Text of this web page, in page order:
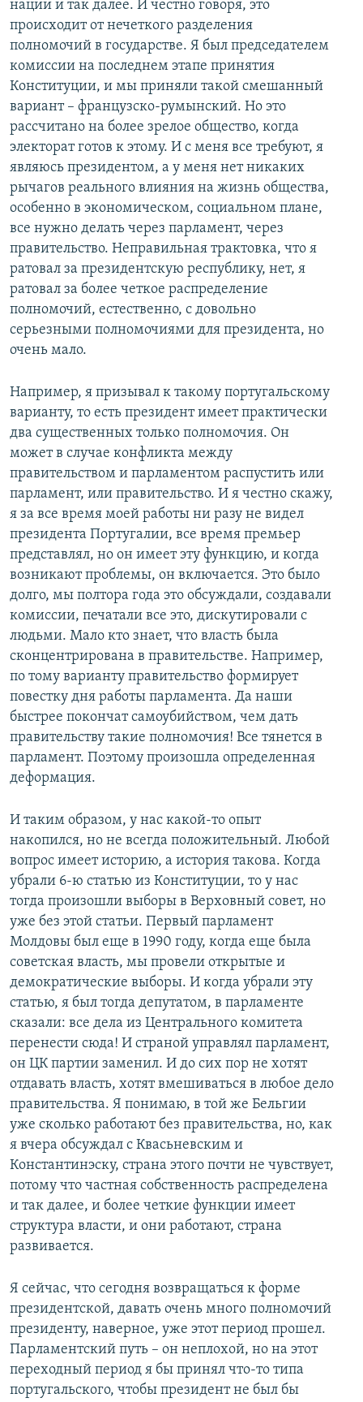
нации и так далее. И честно говоря, это
происходит от нечеткого разделения
полномочий в государстве. Я был председателем
комиссии на последнем этапе принятия
Конституции, и мы приняли такой смешанный
вариант – французско-румынский. Но это
рассчитано на более зрелое общество, когда
электорат готов к этому. И с меня все требуют, я
являюсь президентом, а у меня нет никаких
рычагов реального влияния на жизнь общества,
особенно в экономическом, социальном плане,
все нужно делать через парламент, через
правительство. Неправильная трактовка, что я
ратовал за президентскую республику, нет, я
ратовал за более четкое распределение
полномочий, естественно, с довольно
серьезными полномочиями для президента, но
очень мало.
Например, я призывал к такому португальскому
варианту, то есть президент имеет практически
два существенных только полномочия. Он
может в случае конфликта между
правительством и парламентом распустить или
парламент, или правительство. И я честно скажу,
я за все время моей работы ни разу не видел
президента Португалии, все время премьер
представлял, но он имеет эту функцию, и когда
возникают проблемы, он включается. Это было
долго, мы полтора года это обсуждали, создавали
комиссии, печатали все это, дискутировали с
людьми. Мало кто знает, что власть была
сконцентрирована в правительстве. Например,
по тому варианту правительство формирует
повестку дня работы парламента. Да наши
быстрее покончат самоубийством, чем дать
правительству такие полномочия! Все тянется в
парламент. Поэтому произошла определенная
деформация.
И таким образом, у нас какой-то опыт
накопился, но не всегда положительный. Любой
вопрос имеет историю, а история такова. Когда
убрали 6-ю статью из Конституции, то у нас
тогда произошли выборы в Верховный совет, но
уже без этой статьи. Первый парламент
Молдовы был еще в 1990 году, когда еще была
советская власть, мы провели открытые и
демократические выборы. И когда убрали эту
статью, я был тогда депутатом, в парламенте
сказали: все дела из Центрального комитета
перенести сюда! И страной управлял парламент,
он ЦК партии заменил. И до сих пор не хотят
отдавать власть, хотят вмешиваться в любое дело
правительства. Я понимаю, в той же Бельгии
уже сколько работают без правительства, но, как
я вчера обсуждал с Квасьневским и
Константинэску, страна этого почти не чувствует,
потому что частная собственность распределена
и так далее, и более четкие функции имеет
структура власти, и они работают, страна
развивается.
Я сейчас, что сегодня возвращаться к форме
президентской, давать очень много полномочий
президенту, наверное, уже этот период прошел.
Парламентский путь – он неплохой, но на этот
переходный период я бы принял что-то типа
португальского, чтобы президент не был бы